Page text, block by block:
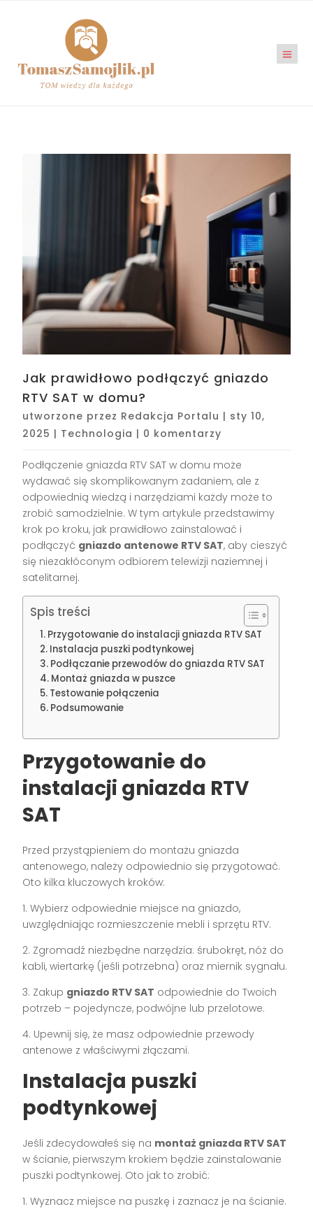
Jak prawidłowo podłączyć gniazdo
RTV SAT w domu?
utworzone przez Redakcja Portalu | sty 10,
2025 | Technologia | 0 komentarzy
Podłączenie gniazda RTV SAT w domu może
wydawać się skomplikowanym zadaniem, ale z
odpowiednią wiedzą i narzędziami każdy może to
zrobić samodzielnie. W tym artykule przedstawimy
krok po kroku, jak prawidłowo zainstalować i
podłączyć gniazdo antenowe RTV SAT, aby cieszyć
się niezakłóconym odbiorem telewizji naziemnej i
satelitarnej.
Spis treści
Przygotowanie do instalacji gniazda RTV SAT
Instalacja puszki podtynkowej
Podłączanie przewodów do gniazda RTV SAT
Montaż gniazda w puszce
Testowanie połączenia
Podsumowanie
Przygotowanie do
instalacji gniazda RTV
SAT
Przed przystąpieniem do montażu gniazda
antenowego, należy odpowiednio się przygotować.
Oto kilka kluczowych kroków:
1. Wybierz odpowiednie miejsce na gniazdo,
uwzględniając rozmieszczenie mebli i sprzętu RTV.
2. Zgromadź niezbędne narzędzia: śrubokręt, nóż do
kabli, wiertarkę (jeśli potrzebna) oraz miernik sygnału.
3. Zakup gniazdo RTV SAT odpowiednie do Twoich
potrzeb – pojedyncze, podwójne lub przelotowe.
4. Upewnij się, że masz odpowiednie przewody
antenowe z właściwymi złączami.
Instalacja puszki
podtynkowej
Jeśli zdecydowałeś się na montaż gniazda RTV SAT
w ścianie, pierwszym krokiem będzie zainstalowanie
puszki podtynkowej. Oto jak to zrobić:
1. Wyznacz miejsce na puszkę i zaznacz je na ścianie.